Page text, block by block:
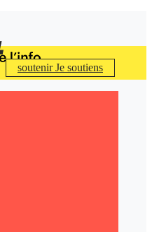
soutenirJe soutiens